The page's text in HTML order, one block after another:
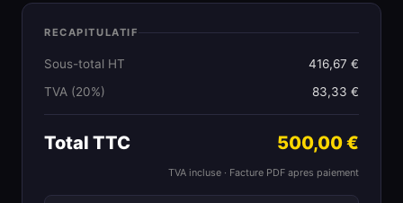
RECAPITULATIF
Sous-total HT
416,67 €
TVA (20%)
83,33 €
Total TTC 500,00 €
TVA incluse · Facture PDF apres paiement